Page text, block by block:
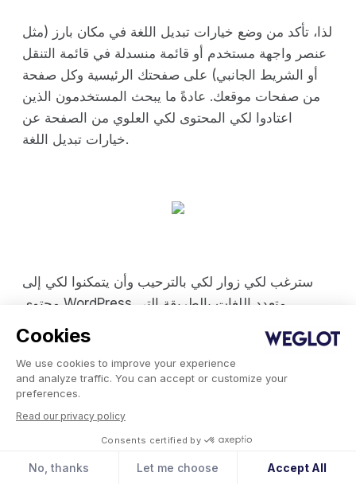
Cookies
We use cookies to improve your experience
and analyze traffic. You can accept or customize your
preferences.
Read our privacy policy
Consents certified by
No, thanks Let me choose Accept All
لذا، تأكد من وضع خيارات تبديل اللغة في مكان بارز (مثل
عنصر واجهة مستخدم أو قائمة منسدلة في قائمة التنقل
أو الشريط الجانبي) على صفحتك الرئيسية وكل صفحة
من صفحات موقعك. عادةً ما يبحث المستخدمون الذين
اعتادوا لكي المحتوى لكي العلوي من الصفحة عن
خيارات تبديل اللغة.
سترغب لكي زوار لكي بالترحيب وأن يتمكنوا لكي إلى
محتوى WordPress متعدد اللغات بالطريقة التي
يفضلونها، لذا تأكد من أن خيارات تبديل اللغة واضحة. من
لكي لكي بلغتها الأصلية. على مثل، استخدم "Deutsch"